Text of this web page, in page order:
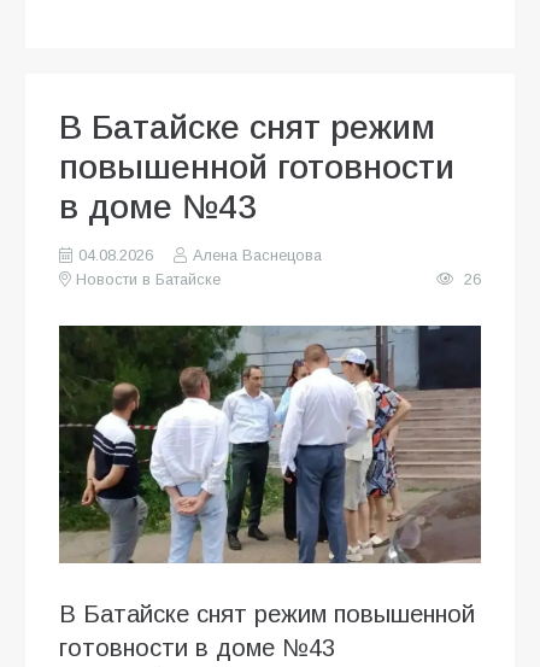
В Батайске снят режим
повышенной готовности
в доме №43
04.08.2026
Алена Васнецова
Новости в Батайске
26
В Батайске снят режим повышенной
готовности в доме №43